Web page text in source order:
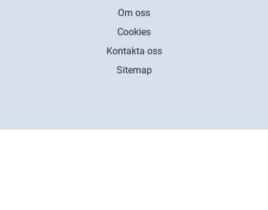
Om oss
Cookies
Kontakta oss
Sitemap